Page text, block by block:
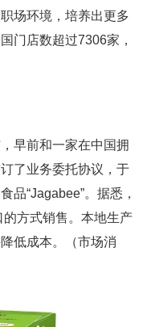
场环境，培养出更多
门店数超过7306家，
，早前和一家在中国拥
了业务委托协议，于
品“Jagabee”。据悉，
方式销售。本地生产
低成本。（市场消